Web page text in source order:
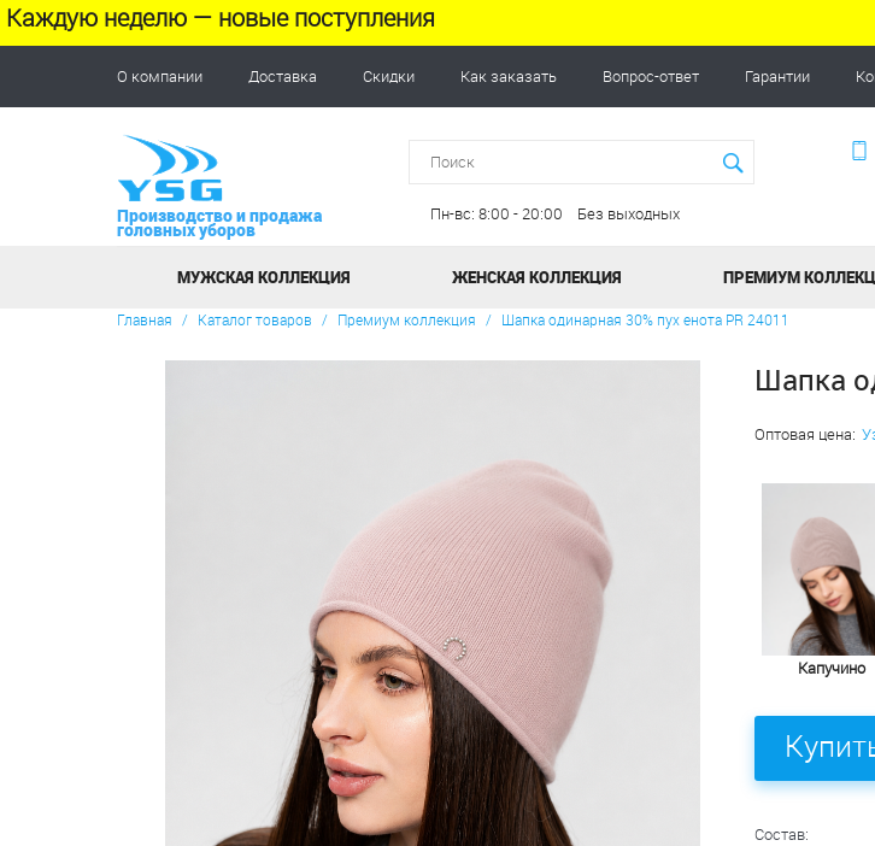
Каждую неделю — новые поступления
О компании Доставка Скидки Как заказать Вопрос-ответ Гарантии
Производство и продажа
головных уборов
Пн-вс: 8:00 - 20:00 Без выходных
МУЖСКАЯ КОЛЛЕКЦИЯ ЖЕНСКАЯ КОЛЛЕКЦИЯ ПРЕМИУМ
Главная / Каталог товаров / Премиум коллекция / Шапка одинарная 30% пух енота PR 24011
Шапка
Оптовая цена:
Капучино
Состав: